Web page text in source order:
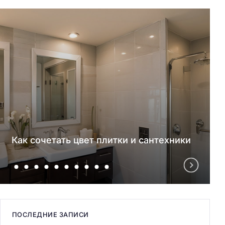
Как сочетать цвет плитки и сантехники
ПОСЛЕДНИЕ ЗАПИСИ